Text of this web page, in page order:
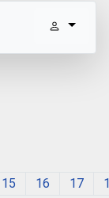
15 16 17